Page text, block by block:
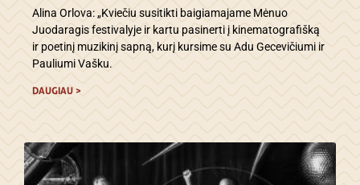
Alina Orlova: „Kviečiu susitikti baigiamajame Mėnuo
Juodaragis festivalyje ir kartu pasinerti į kinematografišką
ir poetinį muzikinį sapną, kurį kursime su Adu Gecevičiumi ir
Pauliumi Vašku.
DAUGIAU >